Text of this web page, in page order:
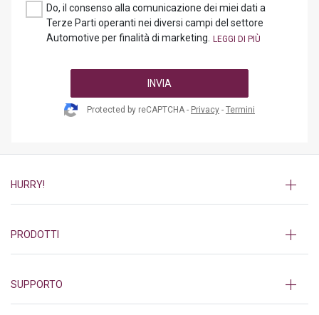
Do, il consenso alla comunicazione dei miei dati a
Terze Parti operanti nei diversi campi del settore
Automotive per finalità di marketing.
INVIA
Protected by reCAPTCHA - Privacy - Termini
HURRY!
PRODOTTI
SUPPORTO